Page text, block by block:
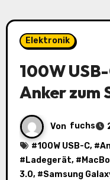
Elektronik
100W
Anker zum
Von fuchs
#100W USB-C, #
# Ladegerät, #
3.0, #Samsung